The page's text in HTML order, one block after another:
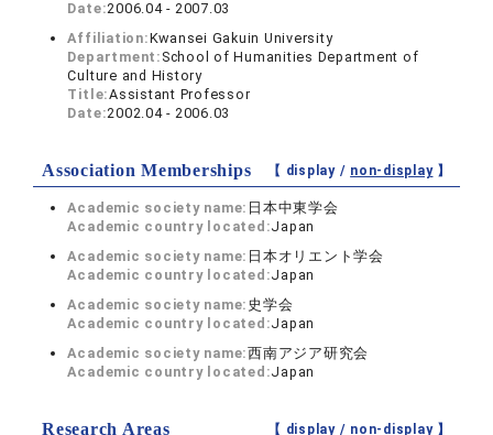
Date:2006.04 - 2007.03
Affiliation:Kwansei Gakuin University
Department: School of Humanities Department of
Culture and History
Title:Assistant Professor
Date:2002.04 - 2006.03
Association Memberships 【 display / non-display】
Academic society name: 日本中東学会
Academic country located:Japan
Academic society name: 日本オリエント学会
Academic country located:Japan
Academic society name: 史学会
Academic country located:Japan
Academic society name:西南アジア研究会
Academic country located:Japan
Research Areas 【 display / non-display】